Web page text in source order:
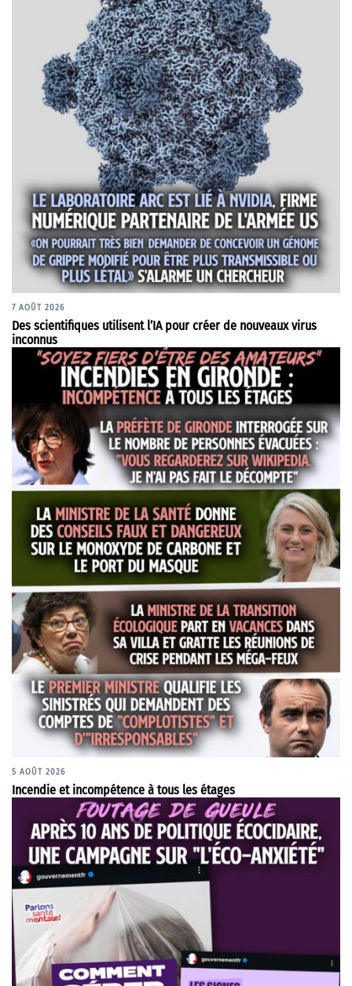
7 AOÛT 2026
Des scientifiques utilisent l’IA pour créer de nouveaux virus
inconnus
5 AOÛT 2026
Incendie et incompétence à tous les étages